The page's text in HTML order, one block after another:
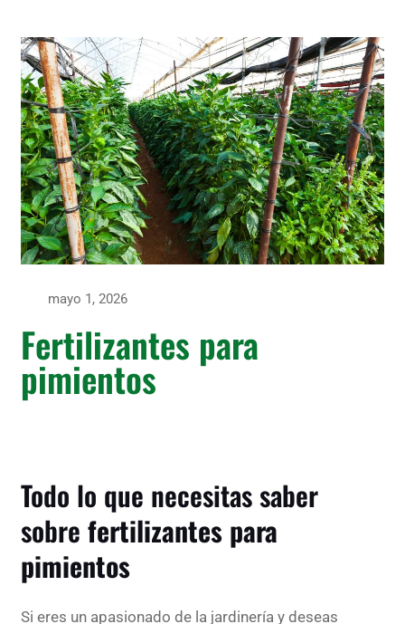
mayo 1, 2026
Fertilizantes para
pimientos
Todo lo que necesitas saber
sobre fertilizantes para
pimientos
Si eres un apasionado de la jardinería y deseas